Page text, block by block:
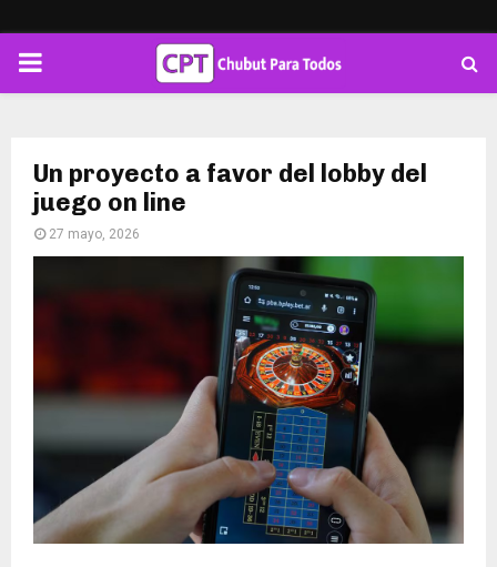
PRIMARY
Un proyecto a favor del lobby del
juego on line
27 mayo, 2026